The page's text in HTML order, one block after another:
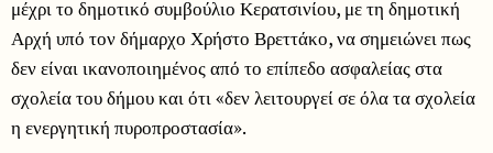
μέχρι το δημοτικό συμβούλιο Κερατσινίου, με τη δημοτική
Αρχή υπό τον δήμαρχο Χρήστο Βρεττάκο, να σημειώνει πως
δεν είναι ικανοποιημένος από το επίπεδο ασφαλείας στα
σχολεία του δήμου και ότι «δεν λειτουργεί σε όλα τα σχολεία
η ενεργητική πυροπροστασία».